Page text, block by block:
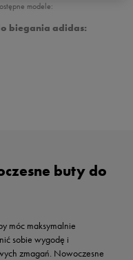
modele:
biegania adidas:
buty do
móc maksymalnie
sobie wygodę i
zmagań. Nowoczesne